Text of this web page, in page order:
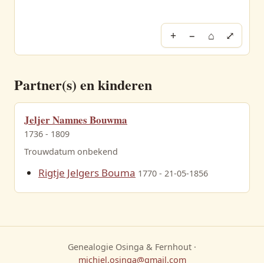
+ − ⌂ ⤢
Partner(s) en kinderen
Jeljer Namnes Bouwma
1736 - 1809
Trouwdatum onbekend
Rigtje Jelgers Bouma 1770 - 21-05-1856
Genealogie Osinga & Fernhout ·
michiel.osinga@gmail.com